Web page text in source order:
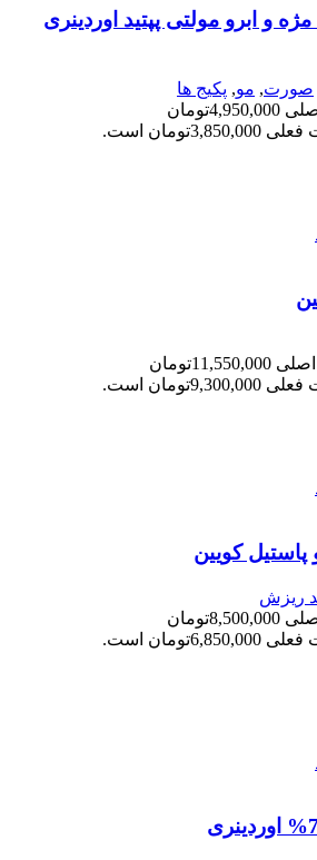
و ابرو مولتی پپتید اوردینری
صورت, مو, پکیج ها
قیمت اصلی 4,950,000تومان
است.
قیمت اصلی 11,550,000تومان
است.
کویین
ریزش
قیمت اصلی 8,500,000تومان
است.